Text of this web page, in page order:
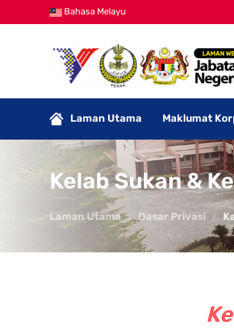
Bahasa Melayu
Laman Utama Maklumat
Kelab Sukan &
Laman Utama Dasar Privasi